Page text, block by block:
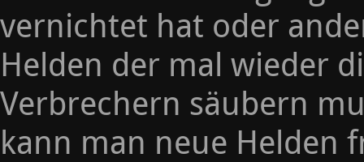
vernichtet hat oder
Helden der mal wieder
Verbrechern säubern
kann man neue Helden